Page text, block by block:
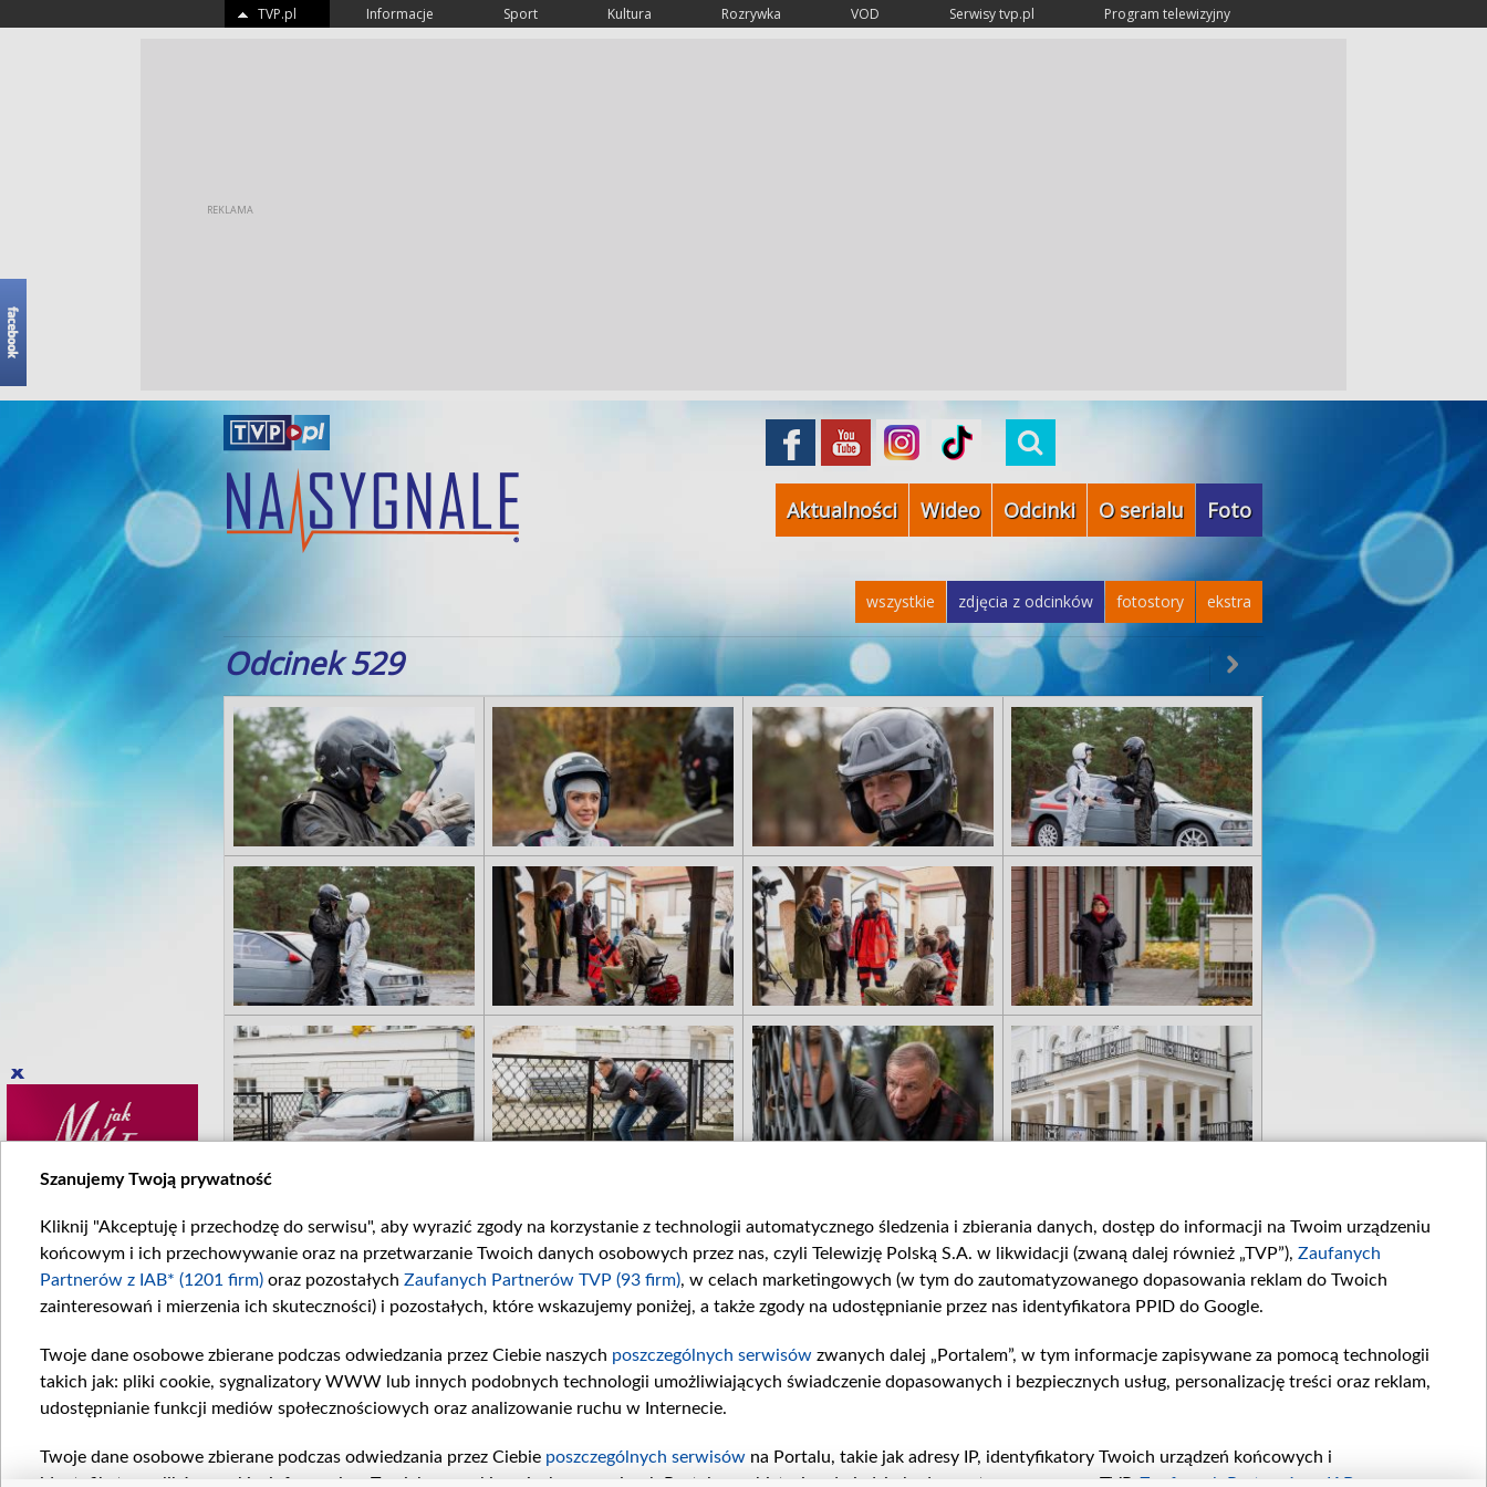
TVP.pl Informacje Sport Kultura Rozrywka VOD Serwisy tvp.pl Program telewizyjny
Aktualności Wideo Odcinki O serialu Foto
ekstra
fotostory
zdjęcia z odcinków
wszystkie
Odcinek 529
Szanujemy Twoją prywatność
Kliknij "Akceptuję i przechodzę do serwisu", aby wyrazić zgody na korzystanie z technologii automatycznego śledzenia i zbierania danych, dostęp do informacji na Twoim urządzeniu
końcowym i ich przechowywanie oraz na przetwarzanie Twoich danych osobowych przez nas, czyli Telewizję Polską S.A. w likwidacji (zwaną dalej również „TVP”), Zaufanych
Partnerów z IAB* (1201 firm) oraz pozostałych Zaufanych Partnerów TVP (93 firm), w celach marketingowych (w tym do zautomatyzowanego dopasowania reklam do Twoich
zainteresowań i mierzenia ich skuteczności) i pozostałych, które wskazujemy poniżej, a także zgody na udostępnianie przez nas identyfikatora PPID do Google.
Twoje dane osobowe zbierane podczas odwiedzania przez Ciebie naszych poszczególnych serwisów zwanych dalej „Portalem”, w tym informacje zapisywane za pomocą technologii
takich jak: pliki cookie, sygnalizatory WWW lub innych podobnych technologii umożliwiających świadczenie dopasowanych i bezpiecznych usług, personalizację treści oraz reklam,
udostępnianie funkcji mediów społecznościowych oraz analizowanie ruchu w Internecie.
Twoje dane osobowe zbierane podczas odwiedzania przez Ciebie poszczególnych serwisów na Portalu, takie jak adresy IP, identyfikatory Twoich urządzeń końcowych i